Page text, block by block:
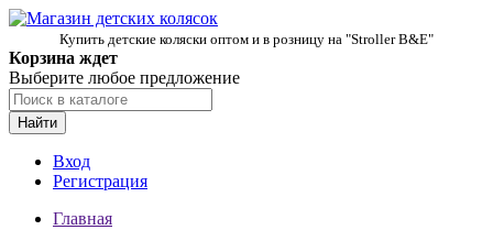
Купить детские коляски оптом и в розницу на "Stroller B&E"
Корзина ждет
Выберите любое предложение
Найти
Вход
Регистрация
Главная